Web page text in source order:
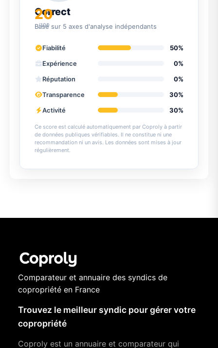
20
/100
Correct
Basé sur 5 axes d'analyse indépendants
Fiabilité
50%
Expérience
0%
Réputation
0%
Transparence
30%
Activité
30%
Ce score est calculé automatiquement par Coproly à partir
de données publiques vérifiables. Il ne constitue ni une
recommandation ni un avis. Les données sont mises à jour
régulièrement.
Comparateur et annuaire des syndics de
copropriété en France
Trouvez le meilleur syndic pour gérer votre
copropriété
Coproly est un annuaire et comparateur qui